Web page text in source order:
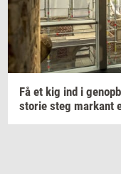
Få et kig ind i
sto­rie steg mar­kant